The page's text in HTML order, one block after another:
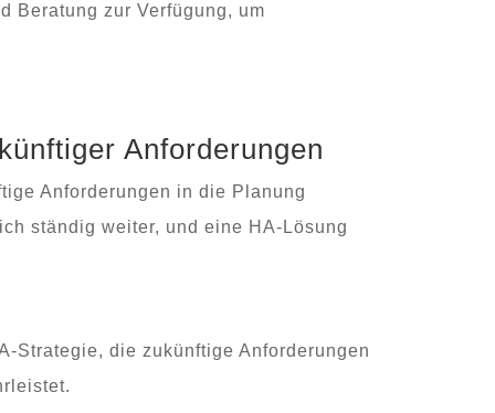
Beratung zur Verfügung, um
Anforderungen
Anforderungen in die Planung
ständig weiter, und eine HA-Lösung
Strategie, die zukünftige Anforderungen